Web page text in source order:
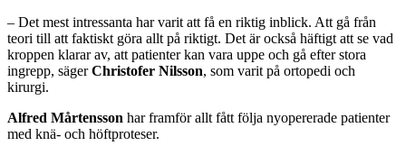
– Det mest intressanta har varit att få en riktig inblick. Att gå från
teori till att faktiskt göra allt på riktigt. Det är också häftigt att se vad
kroppen klarar av, att patienter kan vara uppe och gå efter stora
ingrepp, sägerChristofer Nilsson, som varit på ortopedi och
kirurgi.
Alfred Mårtensson har framför allt fått följa nyopererade patienter
med knä- och höftproteser.